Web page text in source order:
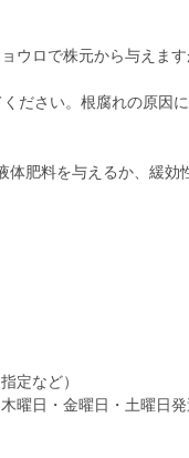
ウロで株元から与えま
ださい。根腐れの原因に
肥料を与えるか、緩効
定など）
曜日・金曜日・土曜日発